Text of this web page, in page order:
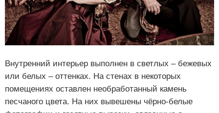
Внутренний интерьер выполнен в светлых – бежевых
или белых – оттенках. На стенах в некоторых
помещениях оставлен необработанный камень
песчаного цвета. На них вывешены чёрно-белые